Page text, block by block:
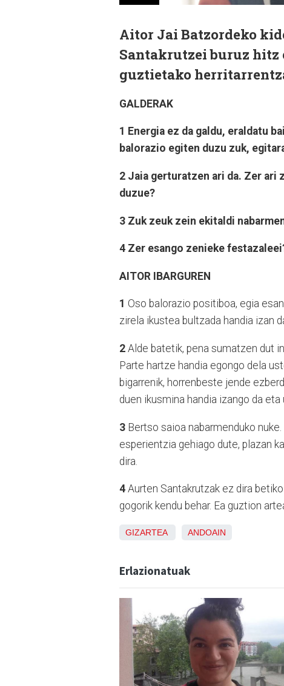
Aitor Jai Batzordeko
Santakrutzei buruz hitz
guztietako
GALDERAK
1 Energia ez da galdu, eraldatu
balorazio egiten duzu zuk,
2 Jaia gerturatzen ari da. Zer ari
duzue?
3 Zuk zeuk zein ekitaldi
4 Zer esango zenieke
AITOR IBARGUREN
1 Oso balorazio positiboa, egia
zirela ikustea bultzada handia izan
2 Alde batetik, pena sumatzen dut
Parte hartze handia egongo dela
bigarrenik, horrenbeste jende
duen ikusmina handia izango da
3 Bertso saioa nabarmenduko
esperientzia gehiago dute, plazan
dira.
4 Aurten Santakrutzak ez dira
gogorik kendu behar. Ea guztion
GIZARTEA ANDOAIN
Erlazionatuak